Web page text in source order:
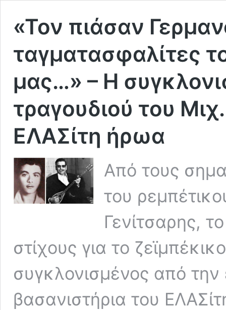
«Τον πιάσαν
ταγματασφαλίτες
μας…» – Η
τραγουδιού του
ΕΛΑΣίτη ήρωα
Από τους
του
Γενίτσαρης,
στίχους για το
συγκλονισμένος από
βασανιστήρια του